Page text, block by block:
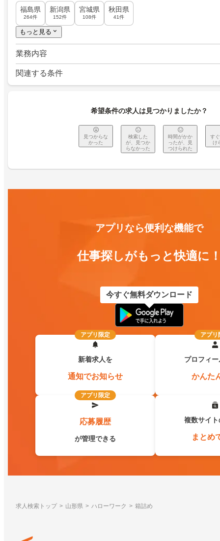
福島県
264件
新潟県
152件
宮城県
108件
秋田県
41件
もっと見る
業務内容
関連する条件
希望条件の求人は見つかりましたか？
見つからな
かった
検索した
が、見つか
らなかった
時間がかか
ったが、見
つけられた
す
け
アプリなら便利な機能で
仕事探しがもっと快適に
今すぐ無料ダウンロード
アプリ限定
新着求人を
通知でお知らせ
アプリ
プロフィ
かんた
アプリ限定
応募履歴
が管理できる
複数サイ
まとめ
求人検索トップ 山形県 ハローワーク 箱詰め